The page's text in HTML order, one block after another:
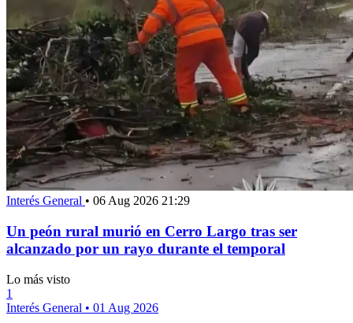
Interés General • 06 Aug 2026 21:29
Un peón rural murió en Cerro Largo tras ser
alcanzado por un rayo durante el temporal
Lo más visto
1
Interés General • 01 Aug 2026